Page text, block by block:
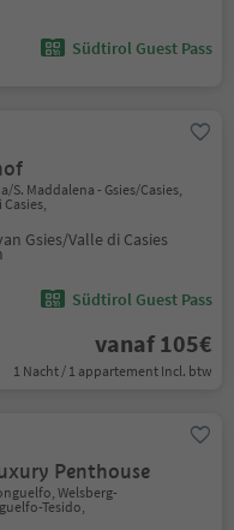
Südtirol Guest Pass
S. Maddalena - Gsies/Casies,
Casies,
Gsies/Valle di Casies
Südtirol Guest Pass
vanaf 105€
1 Nacht / 1 appartement Incl. btw
Penthouse
Welsberg-
Tesido,